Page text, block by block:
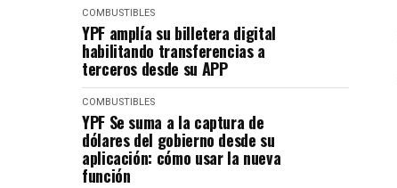
COMBUSTIBLES
YPF amplía su billetera digital
habilitando transferencias a
terceros desde su APP
COMBUSTIBLES
YPF Se suma a la captura de
dólares del gobierno desde su
aplicación: cómo usar la nueva
función